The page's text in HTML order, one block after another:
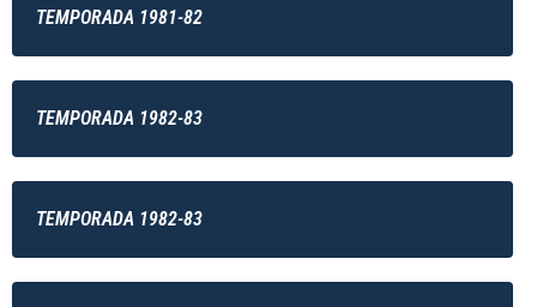
TEMPORADA 1981-82
TEMPORADA 1982-83
TEMPORADA 1982-83